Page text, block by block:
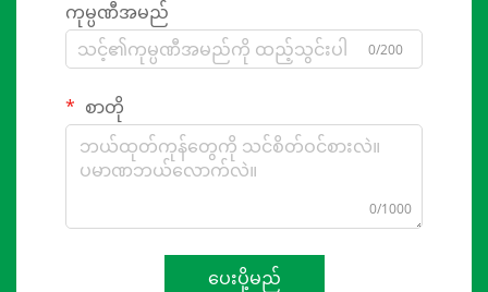
ကုမ္ပဏီအမည်
0/200
စာတို
0/1000
ပေးပို့မည်